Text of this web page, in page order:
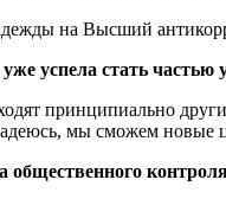
на Высший
ус­пе­ла стать частью
принципиально
мы сможем новые
контроля